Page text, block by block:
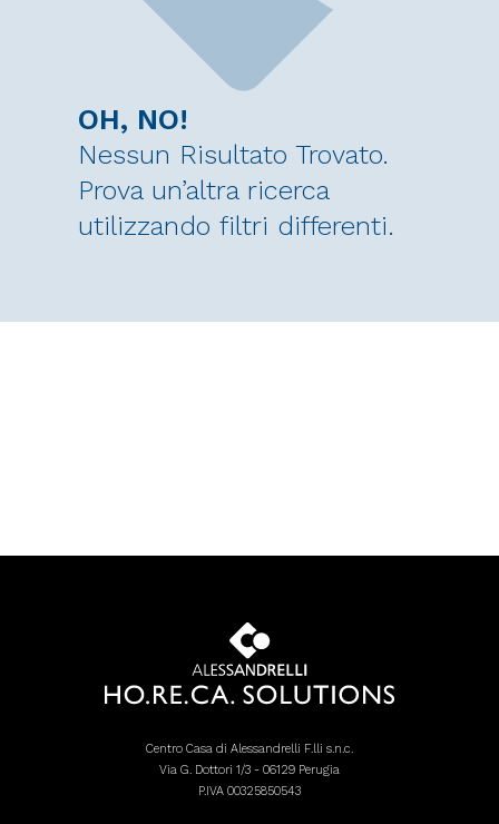
OH, NO!
Nessun Risultato Trovato.
Prova un’altra ricerca
utilizzando filtri differenti.
Centro Casa di Alessandrelli F.lli s.n.c.
Via G. Dottori 1/3 - 06129 Perugia
P.IVA 00325850543